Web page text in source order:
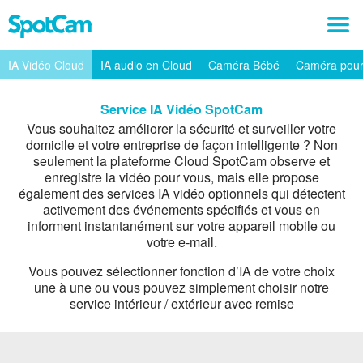
IA Vidéo Cloud IA audio en Cloud Caméra Bébé Caméra
Service IA Vidéo SpotCam
Vous souhaitez améliorer la sécurité et surveiller votre
domicile et votre entreprise de façon intelligente ? Non
seulement la plateforme Cloud SpotCam observe et
enregistre la vidéo pour vous, mais elle propose
également des services IA vidéo optionnels qui détectent
activement des événements spécifiés et vous en
informent instantanément sur votre appareil mobile ou
votre e-mail.
Vous pouvez sélectionner fonction d’IA de votre choix
une à une ou vous pouvez simplement choisir notre
service intérieur / extérieur avec remise